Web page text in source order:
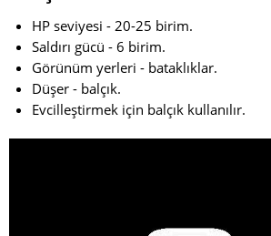
HP seviyesi - 20-25 birim.
Saldırı gücü - 6 birim.
Görünüm yerleri - bataklıklar.
Düşer - balçık.
Evcilleştirmek için balçık kullanılır.